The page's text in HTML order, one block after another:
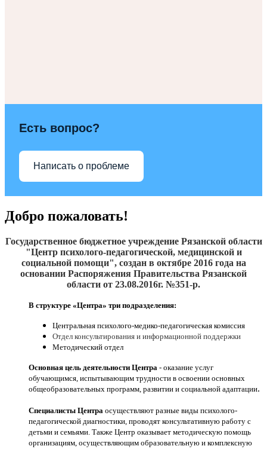
Есть вопрос?
Написать о проблеме
Добро пожаловать!
Государственное бюджетное учреждение Рязанской области
"Центр психолого-педагогической, медицинской и
социальной помощи", создан в октябре 2016года на
основании Распоряжения Правительства Рязанской
области от 23.08.2016г. №351-р.
В структуре «Центра» три подразделения:
Центральная психолого-медико-педагогическая комиссия
Отдел консультирования и информационной поддержки
Методический отдел
Основная цель деятельности Центра - оказание услуг
обучающимся, испытывающим трудности в освоении основных
общеобразовательных программ, развитии и социальной адаптации.
Специалисты Центра осуществляют разные виды психолого-
педагогической диагностики, проводят консультативную работу с
детьми и семьями. Также Центр оказывает методическую помощь
организациям, осуществляющим образовательную и комплексную